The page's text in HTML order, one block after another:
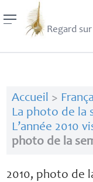
Regard
Accueil >
La photo de la
L’année 2010
photo de la
2010, photo de